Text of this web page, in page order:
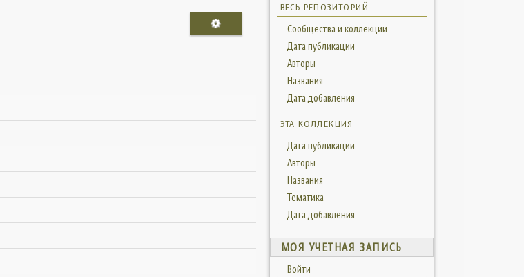
ВЕСЬ РЕПОЗИТОРИЙ
Сообщества и коллекции
Дата публикации
Авторы
Названия
Дата добавления
ЭТА КОЛЛЕКЦИЯ
Дата публикации
Авторы
Названия
Тематика
Дата добавления
МОЯ УЧЕТНАЯ ЗАПИСЬ
Войти